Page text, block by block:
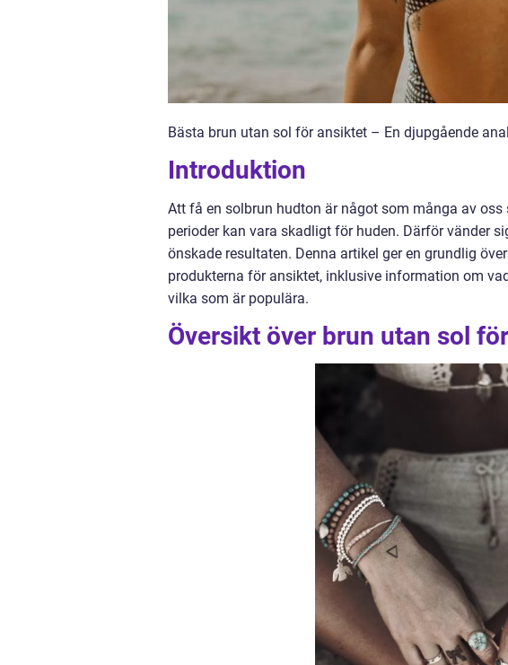
Bästa brun utan sol för ansiktet – En djupgående
Introduktion
Att få en solbrun hudton är något som många av
perioder kan vara skadligt för huden. Därför vänder
önskade resultaten. Denna artikel ger en grundlig
produkterna för ansiktet, inklusive information om
vilka som är populära.
Översikt över brun utan sol